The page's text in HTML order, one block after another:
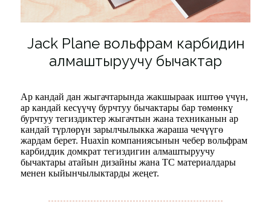
Jack Plane вольфрам карбидин
алмаштыруучу бычактар
Ар кандай дан жыгачтарында жакшыраак иштөө үчүн,
ар кандай кесүүчү бурчтуу бычактары бар төмөнкү
бурчтуу тегиздиктер жыгачтын жана техниканын ар
кандай түрлөрүн зарылчылыкка жараша чечүүгө
жардам берет. Huaxin компаниясынын чебер вольфрам
карбиддик домкрат тегиздигин алмаштыруучу
бычактары атайын дизайны жана TC материалдары
менен кыйынчылыктарды жеңет.